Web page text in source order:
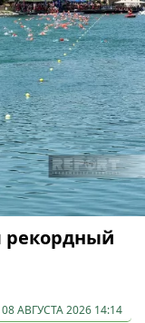
рекордный
08 АВГУСТА 2026 14:14